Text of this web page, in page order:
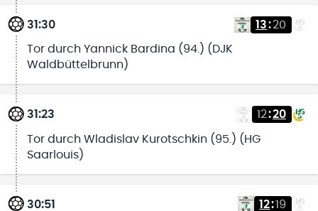
31:30 13:20
Tor durch Yannick Bardina (94.) (DJK
Waldbüttelbrunn)
31:23 12:20
Tor durch Wladislav Kurotschkin (95.) (HG
Saarlouis)
30:51 12:19